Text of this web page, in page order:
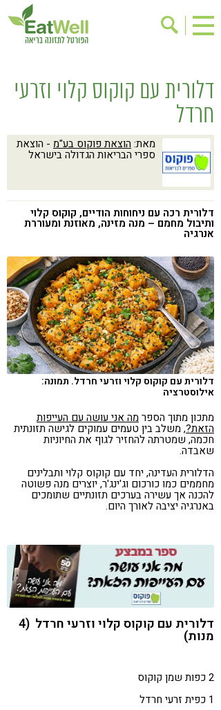
בישול בריא
אינדקס עסקים
ריפוי ומניעת מחלות
תוספי תזונה
מתכוני בריאות
אירועים
גישות בתזונה
דיאטה
ניקוי רעלים
מזונות על
הפרעות קשב & ריכוז
אכילה רגשית
רגישות לגלוטן
טעים להכיר
קורונה
טבעונות
דלורית עם קוקוס קלוי וזרעי
חרדל
מאת: הוצאת פוקוס בע"מ - הוצאת
ספרי הבריאות הגדולה בישראל
דלורית רכה עם ניחוחות הודיים, קוקוס קלוי
ותיבול מחמם – מנה מזינה, מאוזנת ומעוררת
אנרגיה
דלורית עם קוקוס קלוי וזרעי חרדל. תמונה:
אילוסטרציה
מתכון מתוך הספרמה אני עושה עם העייפות
הזאת?, משלב בין טעמים עמוקים לגישה תזונתית
חכמה, שמטרתה להחזיר לגוף את החיוניות
שאבדה.
הדלורית העדינה, יחד עם קוקוס קלוי ותבלינים
מחממים כמו כורכום וג'ינג'ר, יוצרים מנה פשוטה
להכנה אך עשירה בערכים תזונתיים שתומכים
באנרגיה יציבה לאורך היום.
דלורית עם קוקוס קלוי וזרעי חרדל (4
מנות)
2 כפות שמן קוקוס
1 כפית זרעי חרדל